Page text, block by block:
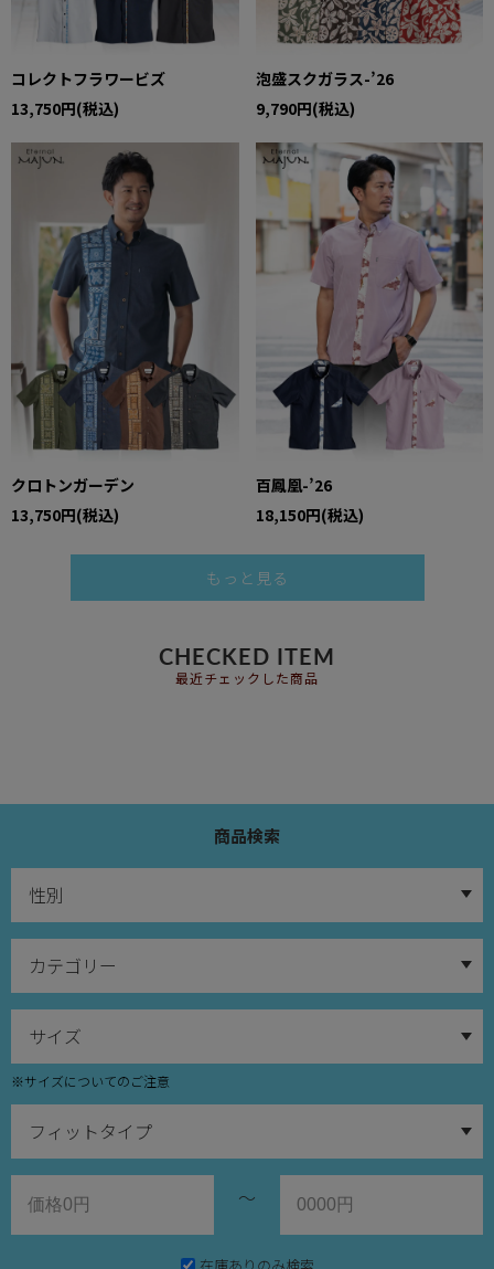
コレクトフラワービズ
13,750円(税込)
泡盛スクガラス-’26
9,790円(税込)
クロトンガーデン
13,750円(税込)
百鳳凰-’26
18,150円(税込)
もっと見る
CHECKED ITEM
最近チェックした商品
商品検索
※サイズについてのご注意
～
在庫ありのみ検索